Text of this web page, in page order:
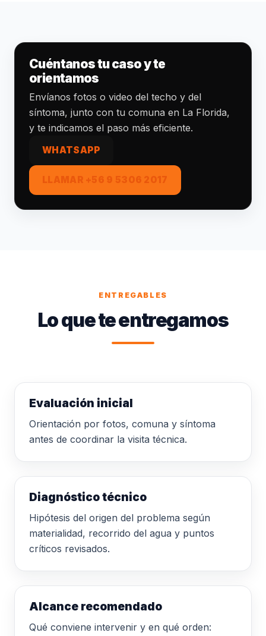
Cuéntanos tu caso y te
orientamos
Envíanos fotos o video del techo y del
síntoma, junto con tu comuna en La Florida,
y te indicamos el paso más eficiente.
WHATSAPP
LLAMAR +56 9 5306 2017
ENTREGABLES
Lo que te entregamos
Evaluación inicial
Orientación por fotos, comuna y síntoma
antes de coordinar la visita técnica.
Diagnóstico técnico
Hipótesis del origen del problema según
materialidad, recorrido del agua y puntos
críticos revisados.
Alcance recomendado
Qué conviene intervenir y en qué orden: